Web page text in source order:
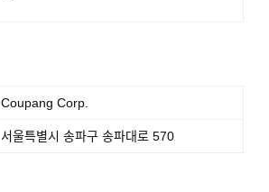
Coupang Corp.
서울특별시 송파구 송파대로 570